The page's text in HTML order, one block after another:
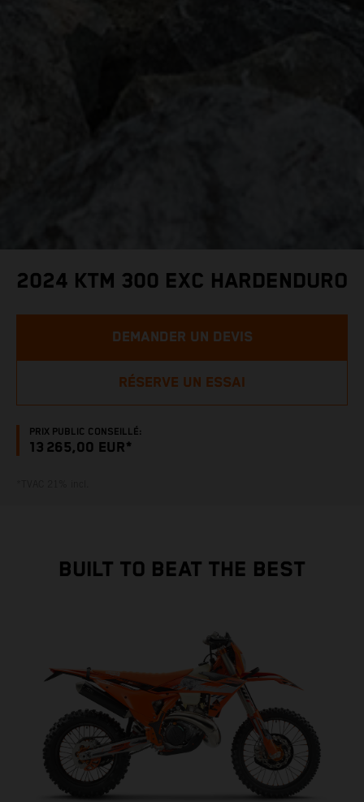
2024 KTM 300 EXC HARDENDURO
PRIX PUBLIC CONSEILLÉ:
13 265,00 EUR*
DEMANDER UN DEVIS
RÉSERVE UN ESSAI
BUILT TO BEAT THE BEST